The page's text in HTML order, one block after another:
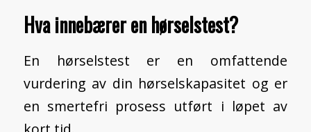
Hva innebærer en hørselstest?
En hørselstest er en omfattende
vurdering av din hørselskapasitet og er
en smertefri prosess utført i løpet av